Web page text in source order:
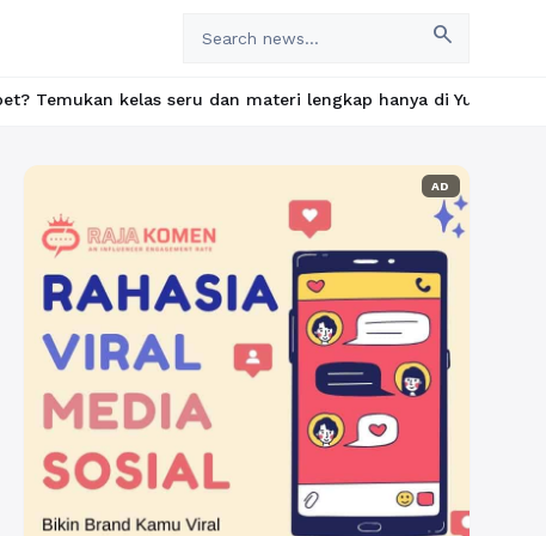
search
seru dan materi lengkap hanya di YukBelajar.com.
AD